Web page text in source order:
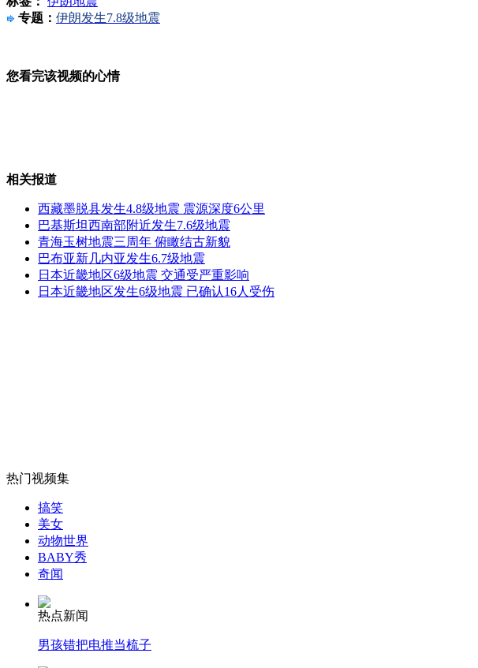
3男子生活压力大隐居桥洞
外交部：反对强权政治霸凌主义
外交部：有关国家言论片面不公正
专题： 伊朗发生7.8级地震
您看完该视频的心情
相关报道
西藏墨脱县发生4.8级地震 震源深度6公里
巴基斯坦西南部附近发生7.6级地震
青海玉树地震三周年 俯瞰结古新貌
巴布亚新几内亚发生6.7级地震
日本近畿地区6级地震 交通受严重影响
日本近畿地区发生6级地震 已确认16人受伤
热门视频集
搞笑
美女
动物世界
BABY秀
奇闻
热点新闻
男孩错把电推当梳子